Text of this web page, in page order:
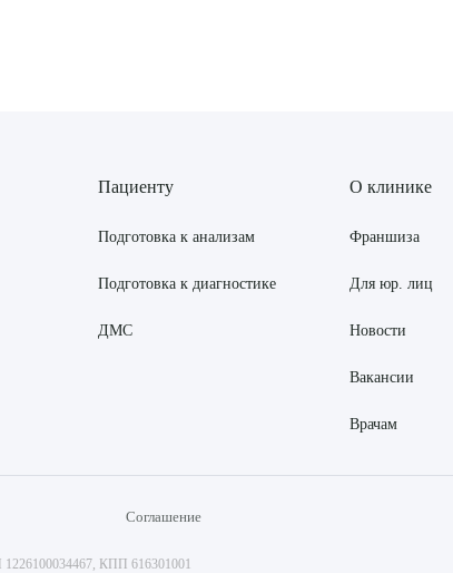
Пациенту
Подготовка к анализам
Подготовка к диагностике
ДМС
О клинике
Франшиза
Для юр. лиц
Новости
Вакансии
Врачам
Соглашение
КПП 616301001